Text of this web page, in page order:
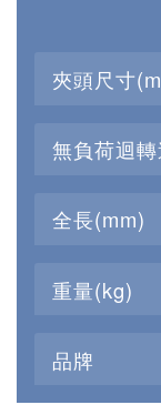
夾頭尺寸
無負荷迴
全長(mm)
重量(kg)
品牌